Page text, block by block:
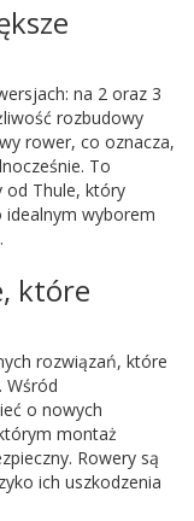
na 2 oraz 3
rozbudowy
rower, co oznacza,
To
od Thule, który
idealnym wyborem
które
rozwiązań, które
Wśród
o nowych
montaż
Rowery są
ich uszkodzenia